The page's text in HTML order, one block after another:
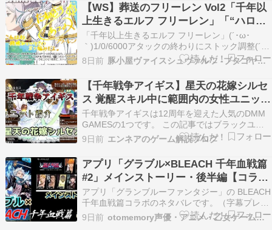
【WS】葬送のフリーレン Vol2「千年以
上生きるエルフ フリーレン」「“ハロウ
ィンの魔法”フリーレン＆フェルン」
「本当の意味 ヒンメル」「銀鉱石を探す
魔法」
「千年以上生きるエルフ フリーレン」(´･ω･
｀)1/0/6000アタックの終わりにストック調整(´･
ω･｀)カス連動で4ルックして手札かストック。ス
トックなら2000パンプ(´･ω･｀)9000作れるけど
ブラウンダスト2の3ルック2アドに劣る…あれ3面
したら手札6枚増えるぞ(´…
8日前 豚小屋ヴァイスシュヴァルツ -ブタゴヤWS-
【千年戦争アイギス】星天の花嫁シルセ
ス 覚醒スキル中に範囲内の女性ユニット
の状態異常を回復ができる便利なジュー
ンブライドメイジアーマー【ブラック
（黒）ユニット紹介 #31】【刻水晶交
8年目の戦い】【メイジアーマー】
千年戦争アイギスは12周年を迎えた人気のDMM
GAMESの1つです。 この記事ではブラックユニ
ットを紹介。 ブラックユニットはスキルの初動時
間が1秒で配置したら即スキル発動できるのが最
もな強み。育成は確かに大変なのですがしっかり
育成すればとても頼りになるユニットになるでし
ょう…
9日前 エンネアのゲーム解説ブログ
アプリ「グラブル×BLEACH 千年血戦篇
#2」メインストーリー・後半編【コラボ
イベント】（字幕プレイ動画あり）
アプリ「グランブルーファンタジー」の BLEACH
千年血戦篇コラボのネタバレです。（字幕プレイ
動画あり） 続きを読む
9日前 otomemory声優・アニメ・乙女ゲームまとめ